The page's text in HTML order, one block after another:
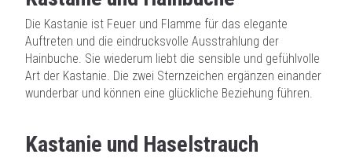
Die Kastanie ist Feuer und Flamme für das elegante
Auftreten und die eindrucksvolle Ausstrahlung der
Hainbuche. Sie wiederum liebt die sensible und gefühlvolle
Art der Kastanie. Die zwei Sternzeichen ergänzen einander
wunderbar und können eine glückliche Beziehung führen.
Kastanie und Haselstrauch